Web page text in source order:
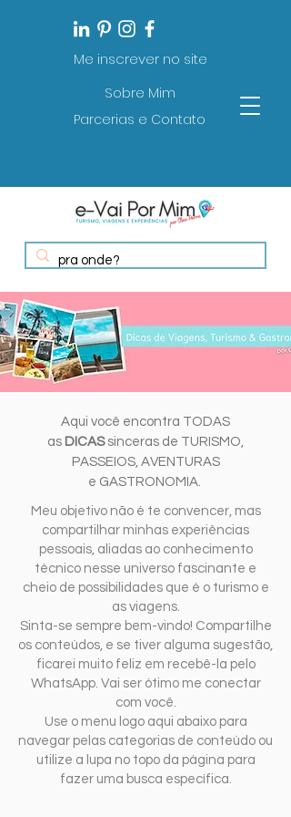
Me inscrever no site
Sobre Mim
Parcerias e Contato
Aqui você encontra TODAS
as DICASsinceras de TURISMO,
PASSEIOS, AVENTURAS
e GASTRONOMIA.
Meu objetivo não é te convencer, mas
compartilhar minhas experiências
pessoais, aliadas ao conhecimento
técnico nesse universo fascinante e
cheio de possibilidades que é o turismo e
as viagens.
Sinta-se sempre bem-vindo! Compartilhe
os conteúdos, e se tiver alguma sugestão,
ficarei muito feliz em recebê-la pelo
WhatsApp. Vai ser ótimo me conectar
com você.
Use o menu logo aqui abaixo para
navegar pelas categorias de conteúdo ou
utilize a lupa no topo da página para
fazer uma busca específica.